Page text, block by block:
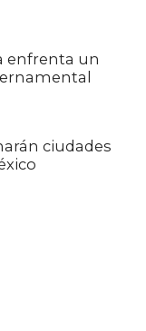
enfrenta un
ciudades